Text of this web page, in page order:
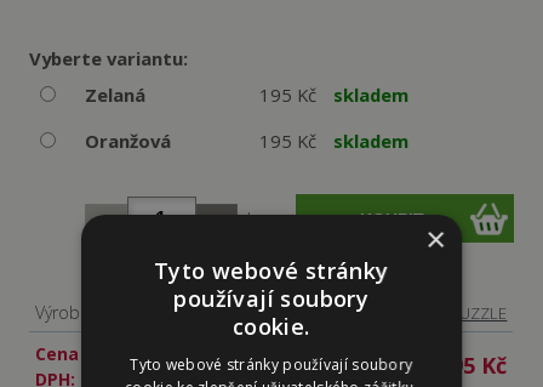
Vyberte variantu:
Zelaná
195 Kč
skladem
Oranžová
195 Kč skladem
ks
Výrobce: FUZZLE
Cena s
DPH:
195 Kč
×
Tyto webové stránky
používají soubory
cookie.
Tyto webové stránky používají soubory